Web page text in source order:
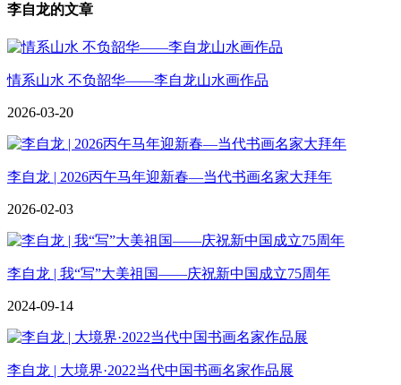
李自龙的文章
情系山水 不负韶华——李自龙山水画作品
2026-03-20
李自龙 | 2026丙午马年迎新春—当代书画名家大拜年
2026-02-03
李自龙 | 我“写”大美祖国——庆祝新中国成立75周年
2024-09-14
李自龙 | 大境界·2022当代中国书画名家作品展